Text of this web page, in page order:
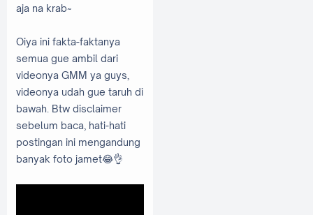
aja na krab~
Oiya ini fakta-faktanya
semua gue ambil dari
videonya GMM ya guys,
videonya udah gue taruh di
bawah. Btw disclaimer
sebelum baca, hati-hati
postingan ini mengandung
banyak foto jamet😂👌